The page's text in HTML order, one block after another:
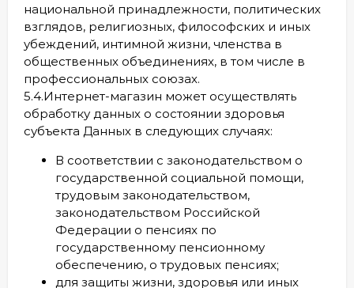
национальной принадлежности, политических
взглядов, религиозных, философских и иных
убеждений, интимной жизни, членства в
общественных объединениях, в том числе в
профессиональных союзах.
5.4.Интернет-магазин может осуществлять
обработку данных о состоянии здоровья
субъекта Данных в следующих случаях:
В соответствии с законодательством о
государственной социальной помощи,
трудовым законодательством,
законодательством Российской
Федерации о пенсиях по
государственному пенсионному
обеспечению, о трудовых пенсиях;
для защиты жизни, здоровья или иных